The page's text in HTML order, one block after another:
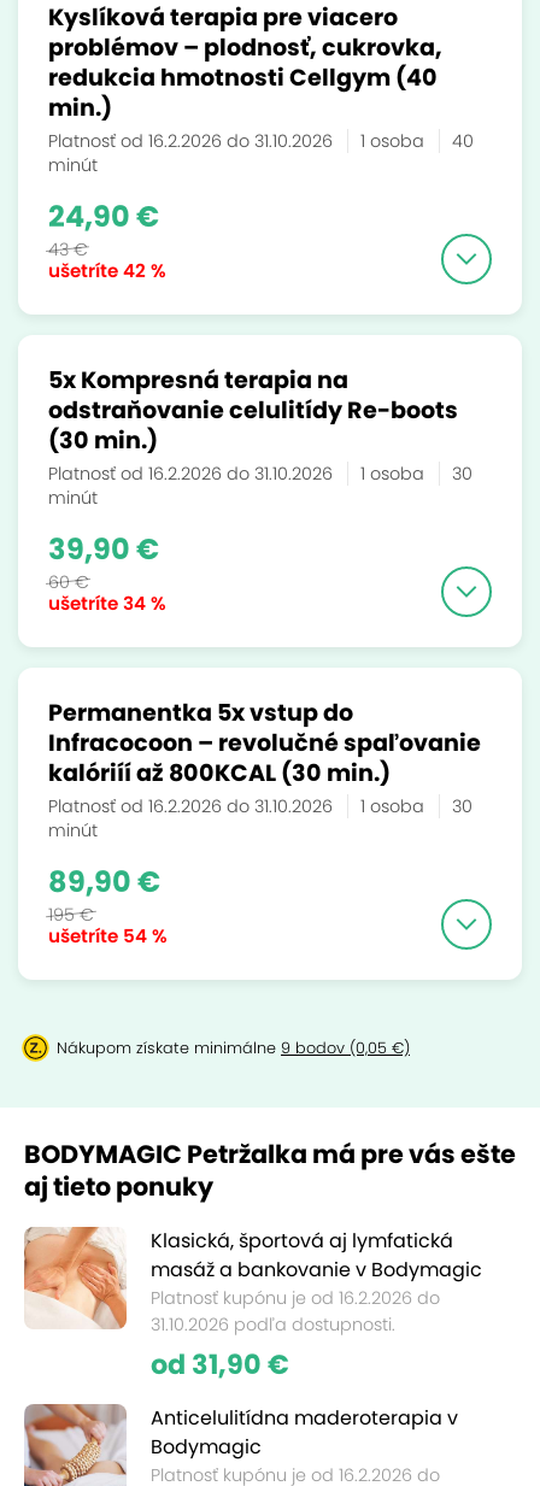
Kyslíková terapia pre viacero
problémov – plodnosť, cukrovka,
redukcia hmotnosti Cellgym (40
min.)
Platnosť od 16.2.2026 do 31.10.2026 1 osoba
40
minút
ušetríte42 %
24,90 €
43 €
5x Kompresná terapia na
odstraňovanie celulitídy Re-boots
(30 min.)
Platnosť od 16.2.2026 do 31.10.2026 1 osoba
30
minút
ušetríte34 %
39,90 €
60 €
Permanentka 5x vstup do
Infracocoon – revolučné spaľovanie
kalóriíí až 800KCAL (30 min.)
Platnosť od 16.2.2026 do 31.10.2026 1 osoba
30
minút
ušetríte 54 %
89,90 €
195 €
Nákupom získate minimálne 9 bodov (0,05 €)
BODYMAGIC Petržalka má pre vás ešte
aj tieto ponuky
Klasická, športová aj lymfatická
masáž a bankovanie v Bodymagic
Platnosť kupónu je od 16.2.2026 do
31.10.2026 podľa dostupnosti.
od 31,90 €
Anticelulitídna maderoterapia v
Bodymagic
Platnosť kupónu je od 16.2.2026 do